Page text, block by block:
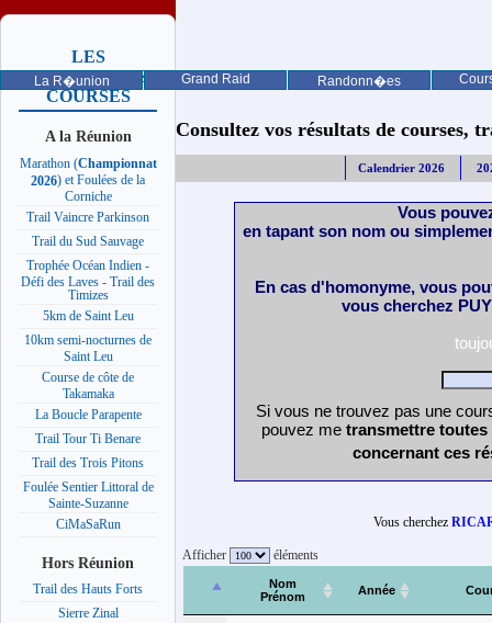
La R�union Grand Raid Randonn�es
LES
PROCHAINES
COURSES
A la Réunion
Marathon (Championnat
2026) et Foulées de la
Corniche
Trail Vaincre Parkinson
Trail du Sud Sauvage
Trophée Océan Indien -
Défi des Laves - Trail des
Timizes
5km de Saint Leu
10km semi-nocturnes de
Saint Leu
Course de côte de
Takamaka
La Boucle Parapente
Trail Tour Ti Benare
Trail des Trois Pitons
Foulée Sentier Littoral de
Sainte-Suzanne
CiMaSaRun
Hors Réunion
Trail des Hauts Forts
Sierre Zinal
Consultez vos résultats de courses,
Calendrier 2026
Vous
en tapant son nom ou
En cas d'homonyme, vous
vous cherchez
Si vous ne trouvez pas une
pouvez me transmettre
concernant ces
Vous cherchez
Afficher éléments
Nom
Prénom
Année